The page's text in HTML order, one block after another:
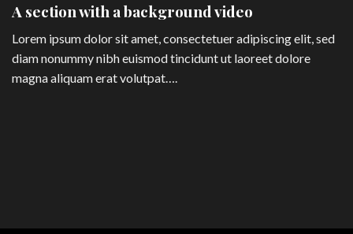
A section with a background video
Lorem ipsum dolor sit amet, consectetuer adipiscing elit, sed
diam nonummy nibh euismod tincidunt ut laoreet dolore
magna aliquam erat volutpat….